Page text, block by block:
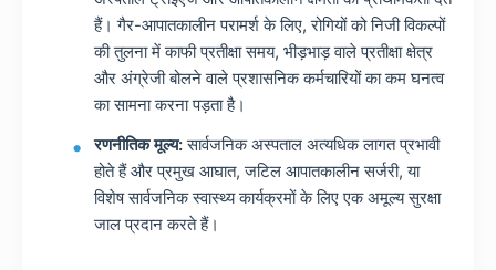
हैं। गैर-आपातकालीन परामर्श के लिए, रोगियों को निजी विकल्पों
की तुलना में काफी प्रतीक्षा समय, भीड़भाड़ वाले प्रतीक्षा क्षेत्र
और अंग्रेजी बोलने वाले प्रशासनिक कर्मचारियों का कम घनत्व
का सामना करना पड़ता है।
रणनीतिक मूल्य:सार्वजनिक अस्पताल अत्यधिक लागत प्रभावी
होते हैं और प्रमुख आघात, जटिल आपातकालीन सर्जरी, या
विशेष सार्वजनिक स्वास्थ्य कार्यक्रमों के लिए एक अमूल्य सुरक्षा
जाल प्रदान करते हैं।